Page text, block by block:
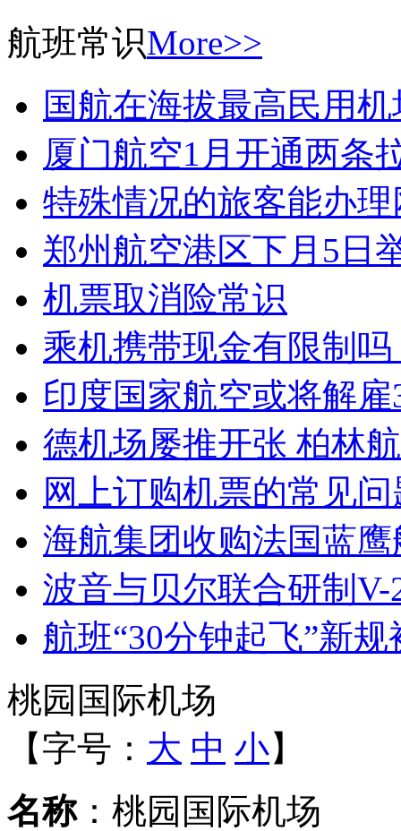
航班常识More>>
国航在海拔最高民用
厦门航空1月开通两条
特殊情况的旅客能办
郑州航空港区下月5日
机票取消险常识
乘机携带现金有限制
印度国家航空或将解雇
德机场屡推开张 柏林
网上订购机票的常见问
海航集团收购法国蓝鹰
波音与贝尔联合研制V-
航班“30分钟起飞”新
桃园国际机场
【字号： 大 中 小】
名称：桃园国际机场